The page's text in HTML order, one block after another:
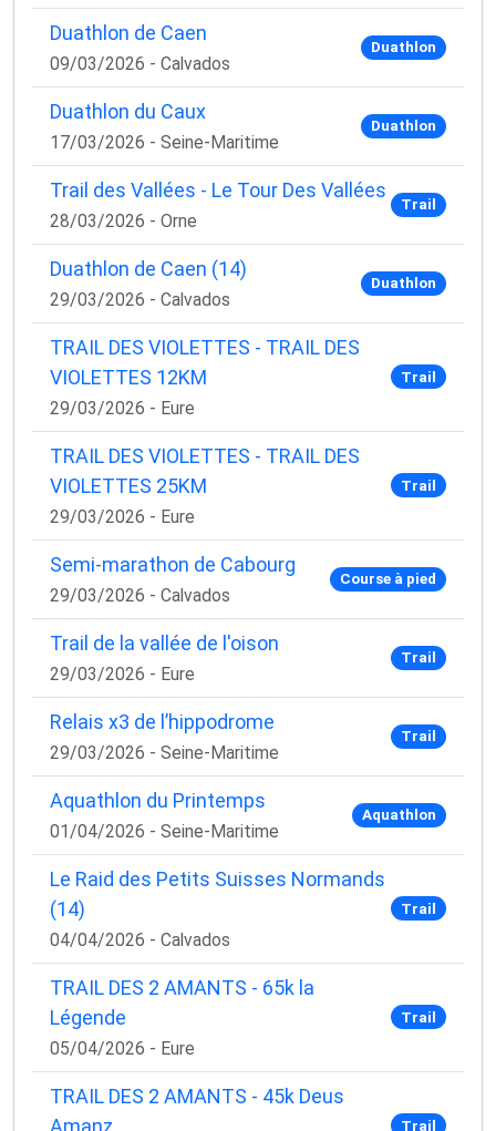
Duathlon de Caen
09/03/2026 - Calvados
Duathlon
Duathlon du Caux
17/03/2026 - Seine-Maritime
Duathlon
Trail des Vallées - Le Tour Des Vallées
28/03/2026 - Orne
Trail
Duathlon de Caen (14)
29/03/2026 - Calvados
Duathlon
TRAIL DES VIOLETTES - TRAIL DES
VIOLETTES 12KM
29/03/2026 - Eure
Trail
TRAIL DES VIOLETTES - TRAIL DES
VIOLETTES 25KM
29/03/2026 - Eure
Trail
Semi-marathon de Cabourg
29/03/2026 - Calvados
Course à pied
Trail de la vallée de l'oison
29/03/2026 - Eure
Trail
Relais x3 de l’hippodrome
29/03/2026 - Seine-Maritime
Trail
Aquathlon du Printemps
01/04/2026 - Seine-Maritime
Aquathlon
Le Raid des Petits Suisses Normands
(14)
04/04/2026 - Calvados
Trail
TRAIL DES 2 AMANTS - 65k la
Légende
05/04/2026 - Eure
Trail
TRAIL DES 2 AMANTS - 45k Deus
Amanz
Trail